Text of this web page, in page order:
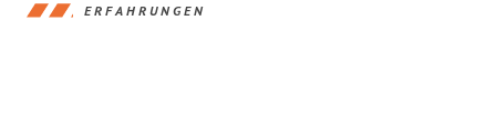
ERFAHRUNGEN